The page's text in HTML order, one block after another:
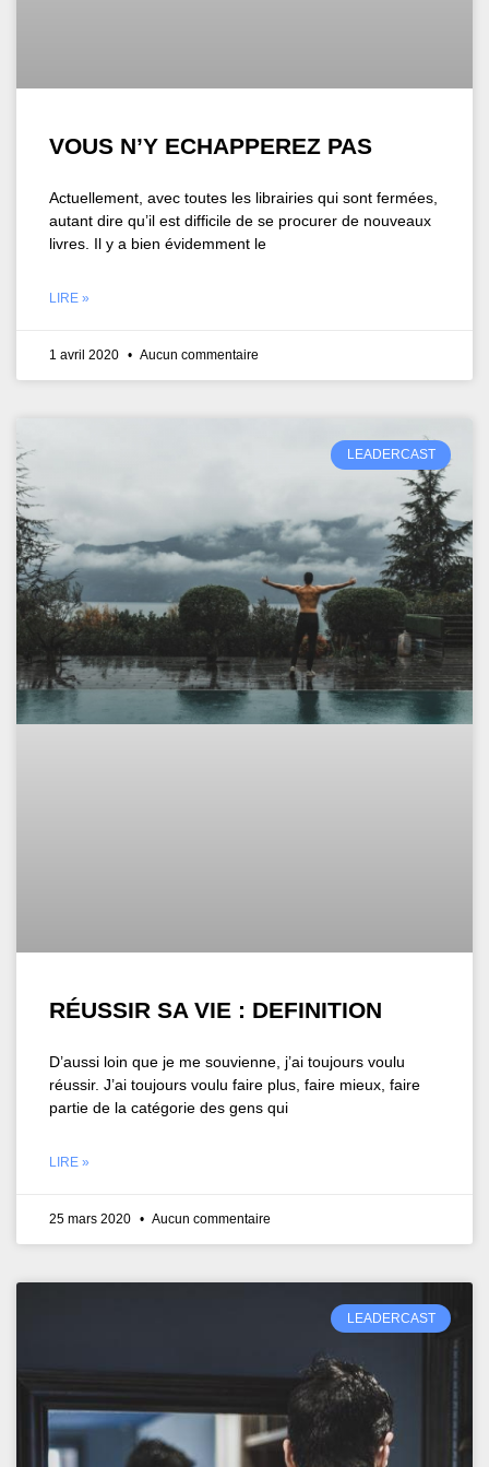
VOUS N’Y ECHAPPEREZ PAS
Actuellement, avec toutes les librairies qui sont fermées,
autant dire qu’il est difficile de se procurer de nouveaux
livres. Il y a bien évidemment le
LIRE »
1 avril 2020 Aucun commentaire
LEADERCAST
RÉUSSIR SA VIE : DEFINITION
D’aussi loin que je me souvienne, j’ai toujours voulu
réussir. J’ai toujours voulu faire plus, faire mieux, faire
partie de la catégorie des gens qui
LIRE »
25 mars 2020 Aucun commentaire
LEADERCAST